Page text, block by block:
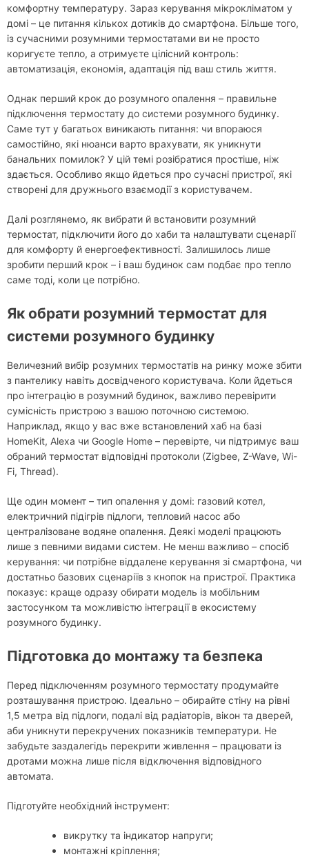
комфортну температуру. Зараз керування мікрокліматом у
домі – це питання кількох дотиків до смартфона. Більше того,
із сучасними розумними термостатами ви не просто
коригуєте тепло, а отримуєте цілісний контроль:
автоматизація, економія, адаптація під ваш стиль життя.
Однак перший крок до розумного опалення – правильне
підключення термостату до системи розумного будинку.
Саме тут у багатьох виникають питання: чи впораюся
самостійно, які нюанси варто врахувати, як уникнути
банальних помилок? У цій темі розібратися простіше, ніж
здається. Особливо якщо йдеться про сучасні пристрої, які
створені для дружнього взаємодії з користувачем.
Далі розглянемо, як вибрати й встановити розумний
термостат, підключити його до хаби та налаштувати сценарії
для комфорту й енергоефективності. Залишилось лише
зробити перший крок – і ваш будинок сам подбає про тепло
саме тоді, коли це потрібно.
Як обрати розумний термостат для
системи розумного будинку
Величезний вибір розумних термостатів на ринку може збити
з пантелику навіть досвідченого користувача. Коли йдеться
про інтеграцію в розумний будинок, важливо перевірити
сумісність пристрою з вашою поточною системою.
Наприклад, якщо у вас вже встановлений хаб на базі
HomeKit, Alexa чи Google Home – перевірте, чи підтримує ваш
обраний термостат відповідні протоколи (Zigbee, Z-Wave, Wi-
Fi, Thread).
Ще один момент – тип опалення у домі: газовий котел,
електричний підігрів підлоги, тепловий насос або
централізоване водяне опалення. Деякі моделі працюють
лише з певними видами систем. Не менш важливо – спосіб
керування: чи потрібне віддалене керування зі смартфона, чи
достатньо базових сценаріїв з кнопок на пристрої. Практика
показує: краще одразу обирати модель із мобільним
застосунком та можливістю інтеграції в екосистему
розумного будинку.
Підготовка до монтажу та безпека
Перед підключенням розумного термостату продумайте
розташування пристрою. Ідеально – обирайте стіну на рівні
1,5 метра від підлоги, подалі від радіаторів, вікон та дверей,
аби уникнути перекручених показників температури. Не
забудьте заздалегідь перекрити живлення – працювати із
дротами можна лише після відключення відповідного
автомата.
Підготуйте необхідний інструмент:
викрутку та індикатор напруги;
монтажні кріплення;